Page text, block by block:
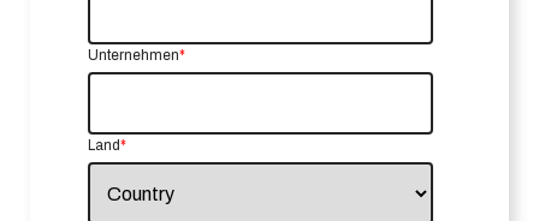
Unternehmen*
Land*